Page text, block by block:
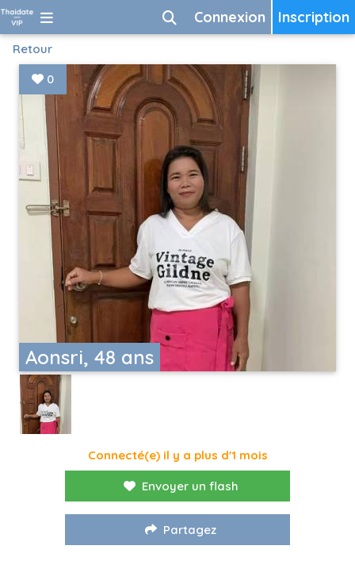
Inscription
Connexion
Retour
Aonsri, 48 ans
0
Connecté(e) il y a plus d'1 mois
Envoyer un flash
Partagez